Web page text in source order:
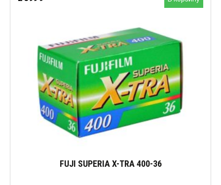
FUJI SUPERIA X-TRA 400-36